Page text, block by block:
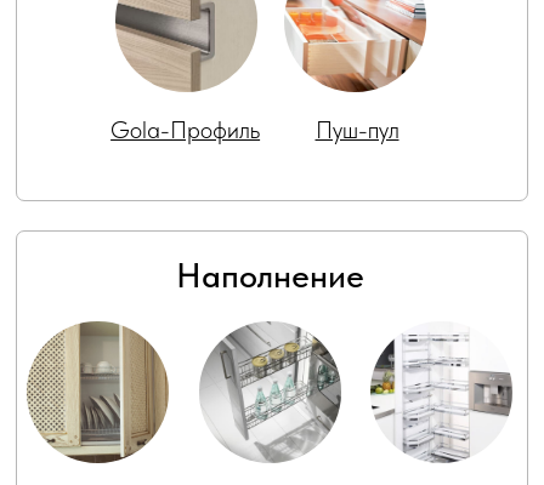
Компания "УПЛИТЫ" приглашает к
сотрудничеству дизайнеров
интерьеров и архитекторов.
Узнать больше